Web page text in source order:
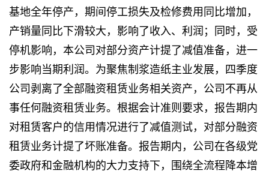
基地全年停产，期间停工损失及检修费用同比增加，
产销量同比下滑较大，影响了收入、利润；同时，受
停机影响，本公司对部分资产计提了减值准备，进一
步影响当期利润。为聚焦制浆造纸主业发展，四季度
公司剥离了全部融资租赁业务相关资产，公司不再从
事任何融资租赁业务。根据会计准则要求，报告期内
对租赁客户的信用情况进行了减值测试，对部分融资
租赁业务计提了坏账准备。报告期内，公司在各级党
委政府和金融机构的大力支持下，围绕全流程降本增